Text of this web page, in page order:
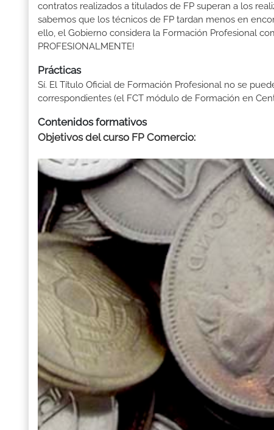
contratos realizados a titulados de FP superan a los
sabemos que los técnicos de FP tardan menos en
ello, el Gobierno considera la Formación Profesional
PROFESIONALMENTE!
Prácticas
Sí. El Título Oficial de Formación Profesional no se
correspondientes (el FCT módulo de Formación en
Contenidos formativos
Objetivos del curso FP Comercio: